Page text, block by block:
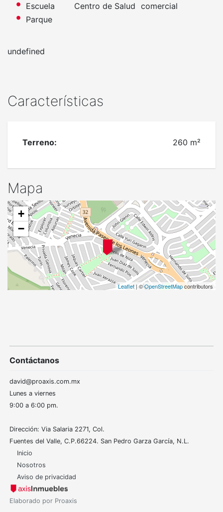
Características
Terreno: 260 m²
Mapa
+
−
Leaflet | ©OpenStreetMapcontributors
Escuela
Centro de Salud comercial
Parque
undefined
Contáctanos
david@proaxis.com.mx
Lunes a viernes
9:00 a 6:00 pm.
Dirección: Via Salaria 2271, Col.
Fuentes del Valle, C.P.66224. San Pedro Garza García, N.L.
Inicio
Nosotros
Aviso de privacidad
Elaborado por Proaxis